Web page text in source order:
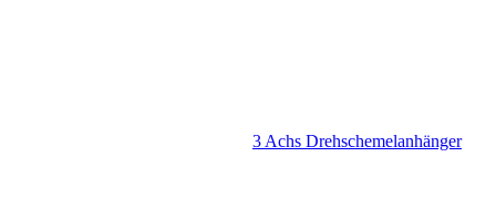
3 Achs Drehschemelanhänger